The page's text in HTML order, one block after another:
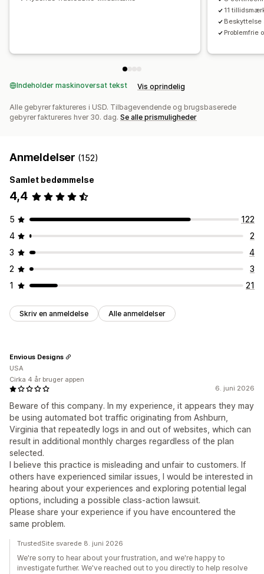
11
Beskyttelse
Problemfrie
Indeholder maskinoversat tekst Vis oprindelig
Alle gebyrer faktureres i USD. Tilbagevendende og brugsbaserede
gebyrer faktureres hver 30. dag. Se alle prismuligheder
Anmeldelser (152)
Samlet bedømmelse
4,4
5
122
4
2
3
4
2
3
1
21
Skriv en anmeldelse Alle anmeldelser
6. juni 2026
Beware of this company. In my experience, it appears they may
be using automated bot traffic originating from Ashburn,
Virginia that repeatedly logs in and out of websites, which can
result in additional monthly charges regardless of the plan
selected.
I believe this practice is misleading and unfair to customers. If
others have experienced similar issues, I would be interested in
hearing about your experiences and exploring potential legal
options, including a possible class-action lawsuit.
Please share your experience if you have encountered the
same problem.
Envious Designs
USA
Cirka 4 år bruger appen
TrustedSite svarede 8. juni 2026
We're sorry to hear about your frustration, and we're happy to
investigate further. We've reached out to you directly to help resolve